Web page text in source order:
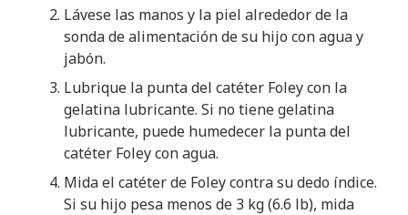
Lávese las manos y la piel alrededor de la
sonda de alimentación de su hijo con agua y
jabón.
Lubrique la punta del catéter Foley con la
gelatina lubricante. Si no tiene gelatina
lubricante, puede humedecer la punta del
catéter Foley con agua.
Mida el catéter de Foley contra su dedo índice.
Si su hijo pesa menos de 3 kg (6.6 lb), mida